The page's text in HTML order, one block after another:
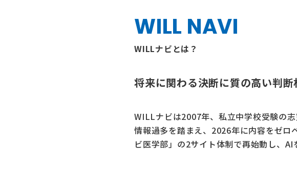
WILL NAVI
WILLナビとは？
将来に関わる決断に質の高い判断
WILLナビは2007年、私立中学校受験の
情報過多を踏まえ、2026年に内容をゼロ
ビ医学部」 の2サイト体制で再始動し、AI